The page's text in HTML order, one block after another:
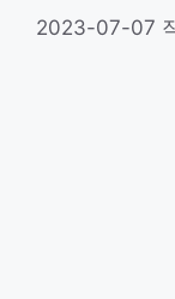
2023-07-07